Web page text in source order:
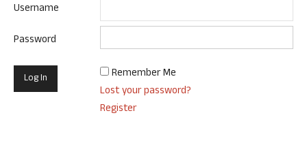
Username
Password
Remember Me
Lost your password?
Register